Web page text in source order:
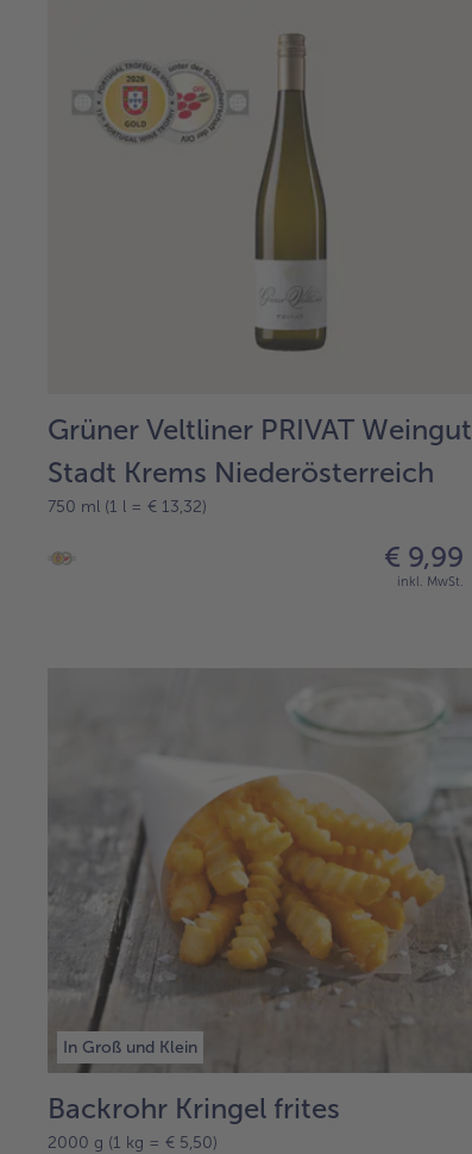
Grüner Veltliner PRIVAT Weingut
Stadt Krems Niederösterreich
750 ml (1 l = € 13,32)
€ 9,99
inkl. MwSt.
In Groß und Klein
Backrohr Kringel frites
2000 g (1 kg = € 5,50)